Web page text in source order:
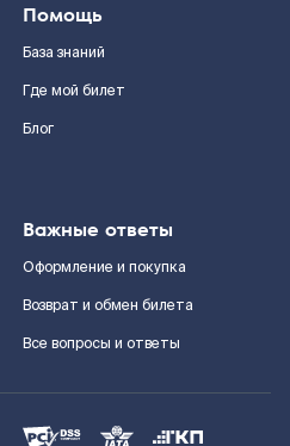
Помощь
База знаний
Где мой билет
Блог
Важные ответы
Оформление и покупка
Возврат и обмен билета
Все вопросы и ответы